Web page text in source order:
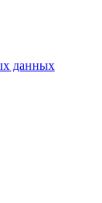
данных